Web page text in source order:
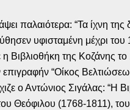
παλαιότερα: “Τα ίχνη
υφισταμένη μέχρι του
Βιβλιοθήκη της Κοζάνης το
“Οίκος
ο Αντώνιος Σιγάλας: “Η
Θεόφιλου (1768-1811), του